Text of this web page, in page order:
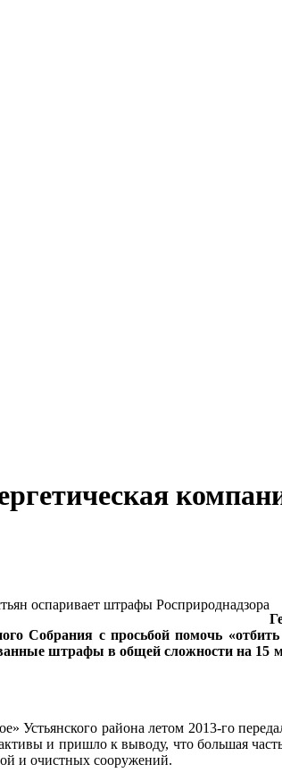
Собрания с просьбой помочь
штрафы в общей сложности на 15
Устьянского района летом 2013-го
и пришло к выводу, что большая
и очистных сооружений.